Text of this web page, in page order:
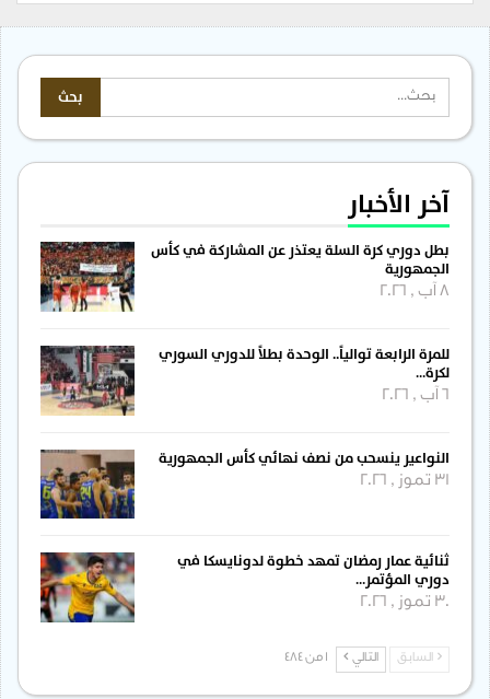
آخر الأخبار
بطل دوري كرة السلة يعتذر عن المشاركة في كأس
الجمهورية
للمرة الرابعة توالياً.. الوحدة بطلاً للدوري السوري
لكرة…
النواعير ينسحب من نصف نهائي كأس الجمهورية
31 تموز , 2026
ثنائية عمار رمضان تمهد خطوة لدونايسكا في
دوري المؤتمر…
30 تموز , 2026
السابق التالي